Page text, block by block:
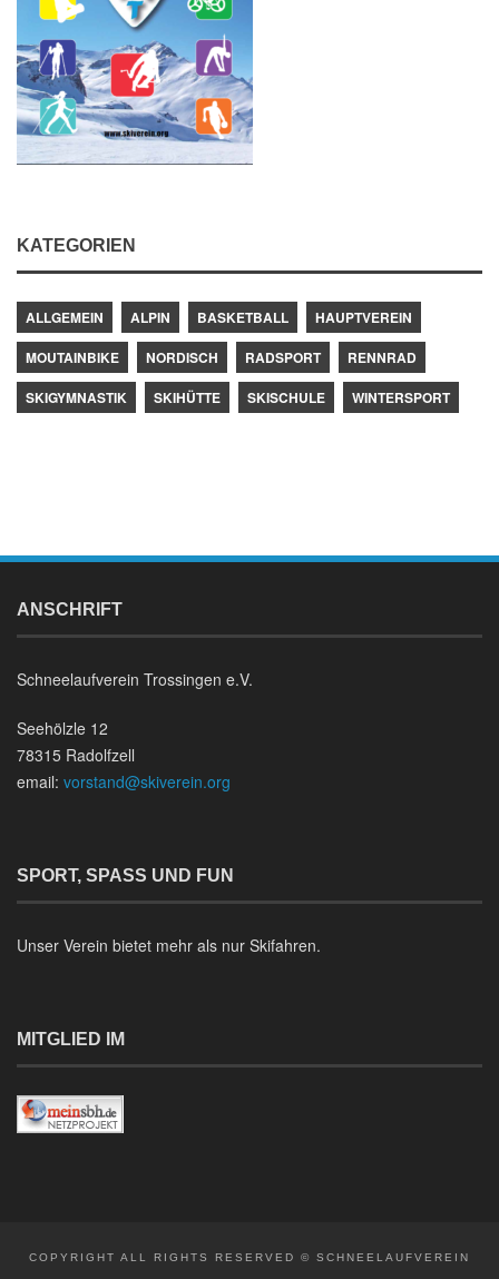
KATEGORIEN
ALLGEMEIN ALPIN BASKETBALL
HAUPTVEREIN
MOUTAINBIKE
NORDISCH RADSPORT
RENNRAD
SKIGYMNASTIK
SKIHÜTTE SKISCHULE WINTERSPORT
ANSCHRIFT
Schneelaufverein Trossingen e.V.
Seehölzle 12
78315 Radolfzell
email: vorstand@skiverein.org
SPORT, SPASS UND FUN
Unser Verein bietet mehr als nur Skifahren.
MITGLIED IM
COPYRIGHT ALL RIGHTS RESERVED © SCHNEELAUFVEREIN